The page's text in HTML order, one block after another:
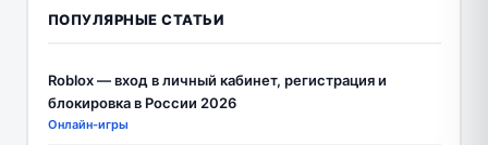
ПОПУЛЯРНЫЕ СТАТЬИ
Roblox — вход в личный кабинет, регистрация и
блокировка в России 2026
Онлайн-игры